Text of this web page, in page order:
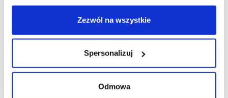
Zezwól na wszystkie
Spersonalizuj
Odmowa
R E K L A M A